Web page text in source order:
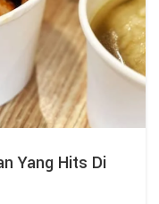
Yang Hits Di